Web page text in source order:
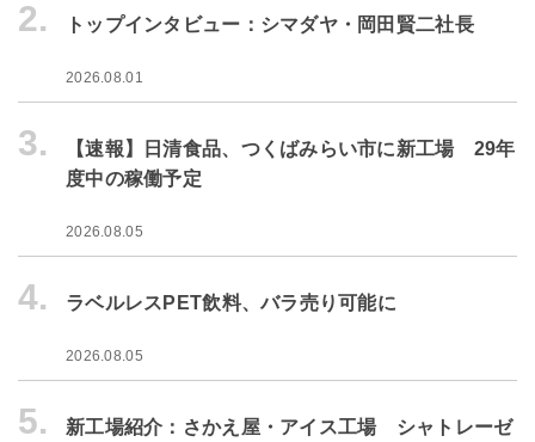
2. トップインタビュー：シマダヤ・岡田賢二社長
2026.08.01
3.
【速報】日清食品、つくばみらい市に新工場 29年
度中の稼働予定
2026.08.05
4. ラベルレスPET飲料、バラ売り可能に
2026.08.05
5.
新工場紹介：さかえ屋・アイス工場 シャトレーゼ